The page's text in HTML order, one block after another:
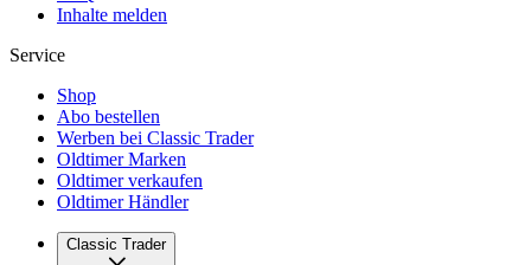
Inhalte melden
Service
Shop
Abo bestellen
Werben bei Classic Trader
Oldtimer Marken
Oldtimer verkaufen
Oldtimer Händler
Classic Trader